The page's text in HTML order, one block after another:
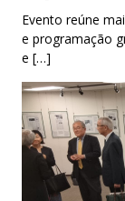
Evento reúne
e programação
e […]